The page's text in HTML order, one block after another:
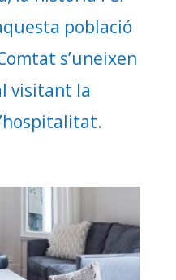
població
s’uneixen
visitant la